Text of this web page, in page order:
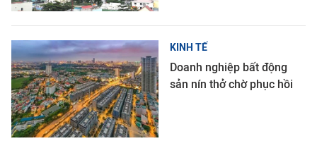
KINH TẾ
Doanh nghiệp bất động
sản nín thở chờ phục hồi